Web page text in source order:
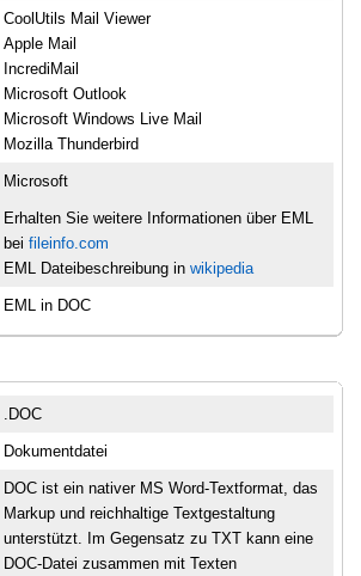
CoolUtils Mail Viewer
Apple Mail
IncrediMail
Microsoft Outlook
Microsoft Windows Live Mail
Mozilla Thunderbird
Microsoft
Erhalten Sie weitere Informationen über EML
bei fileinfo.com
EML Dateibeschreibung in wikipedia
EML in DOC
.DOC
Dokumentdatei
DOC ist ein nativer MS Word-Textformat, das
Markup und reichhaltige Textgestaltung
unterstützt. Im Gegensatz zu TXT kann eine
DOC-Datei zusammen mit Texten